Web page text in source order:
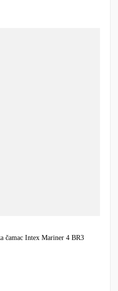
čamac Intex Mariner 4 BR3